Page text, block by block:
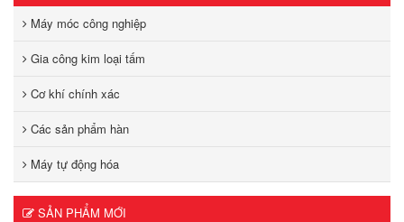
Máy móc công nghiệp
Gia công kim loại tấm
Cơ khí chính xác
Các sản phẩm hàn
Máy tự động hóa
SẢN PHẨM MỚI